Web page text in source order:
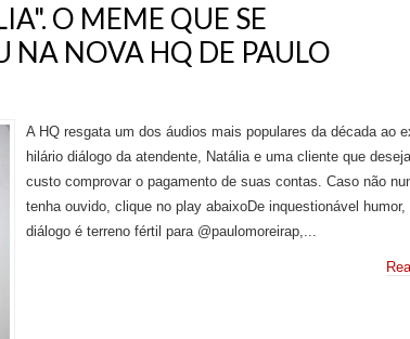
O MEME QUE SE
NA NOVA HQ DE PAULO
A HQ resgata um dos áudios mais populares da década ao
hilário diálogo da atendente, Natália e uma cliente que
custo comprovar o pagamento de suas contas. Caso não
tenha ouvido, clique no play abaixoDe inquestionável humor,
diálogo é terreno fértil para @paulomoreirap,...